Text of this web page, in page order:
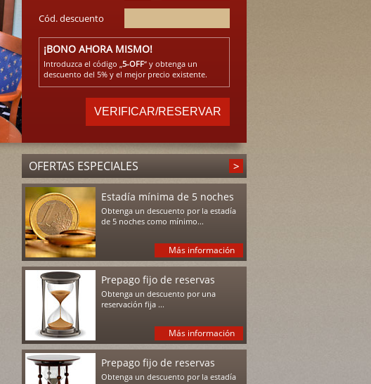
Cód. descuento
¡BONO AHORA MISMO!
Introduzca el código „5-OFF“ y obtenga un
descuento del 5% y el mejor precio existente.
OFERTAS ESPECIALES
Estadía mínima de 5 noches
Obtenga un descuento por la estadía
de 5 noches como mínimo...
Más información
Prepago fijo de reservas
Obtenga un descuento por una
reservación fija ...
Más información
Prepago fijo de reservas
Obtenga un descuento por la estadía